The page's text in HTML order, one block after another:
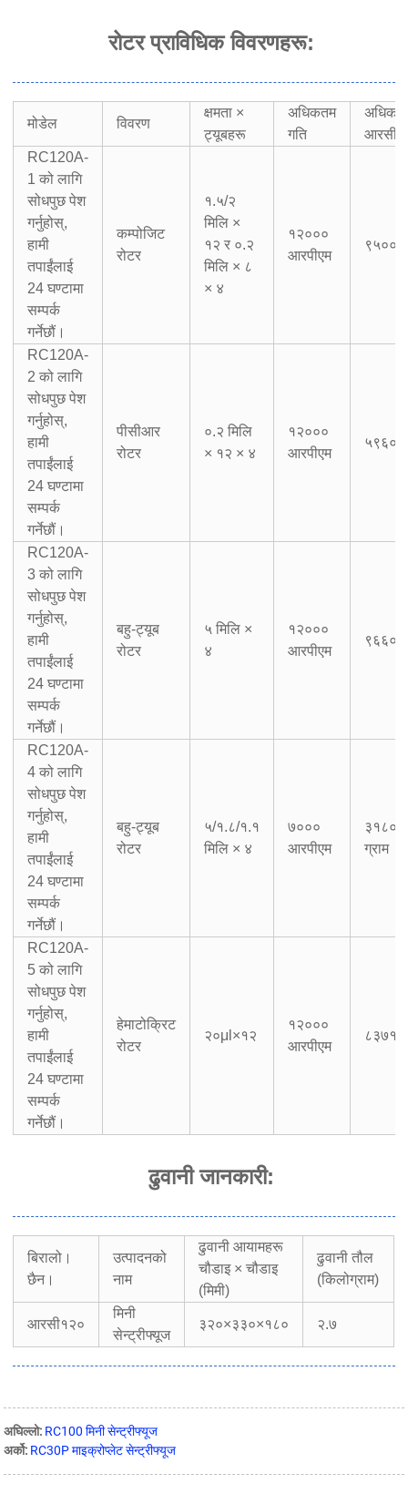
रोटर प्राविधिक विवरणहरू:
मोडेल विवरण
क्षमता ×
ट्यूबहरू
अधिकतम
गति
RC120A-
1 को लागि
सोधपुछ पेश
गर्नुहोस्,
हामी
तपाईंलाई
24 घण्टामा
सम्पर्क
गर्नेछौं।
कम्पोजिट
रोटर
१.५/२
मिलि ×
१२ र ०.२
मिलि × ८
× ४
१२०००
आरपीएम
RC120A-
2 को लागि
सोधपुछ पेश
गर्नुहोस्,
हामी
तपाईंलाई
24 घण्टामा
सम्पर्क
गर्नेछौं।
पीसीआर
रोटर
०.२ मिलि
× १२ × ४
१२०००
आरपीएम
RC120A-
3 को लागि
सोधपुछ पेश
गर्नुहोस्,
हामी
तपाईंलाई
24 घण्टामा
सम्पर्क
गर्नेछौं।
बहु-ट्यूब
रोटर
५ मिलि ×
४
१२०००
आरपीएम
RC120A-
4 को लागि
सोधपुछ पेश
गर्नुहोस्,
हामी
तपाईंलाई
24 घण्टामा
सम्पर्क
गर्नेछौं।
बहु-ट्यूब
रोटर
५/१.८/१.१
मिलि × ४
७०००
आरपीएम
३१८०
ग्राम
RC120A-
5 को लागि
सोधपुछ पेश
गर्नुहोस्,
हामी
तपाईंलाई
24 घण्टामा
सम्पर्क
गर्नेछौं।
हेमाटोक्रिट
रोटर
२०μl×१२
१२०००
आरपीएम
ढुवानी जानकारी:
बिरालो।
छैन।
उत्पादनको
नाम
ढुवानी आयामहरू
चौडाइ × चौडाइ
(मिमी)
ढुवानी तौल
(किलोग्राम)
आरसी१२०
मिनी
सेन्ट्रीफ्यूज
३२०×३३०×१८० २.७
अघिल्लो: RC100 मिनी सेन्ट्रीफ्यूज
अर्को: RC30P माइक्रोप्लेट सेन्ट्रीफ्यूज